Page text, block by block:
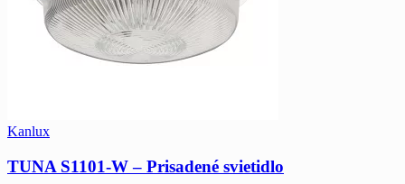
Kanlux
TUNA S1101-W – Prisadené svietidlo